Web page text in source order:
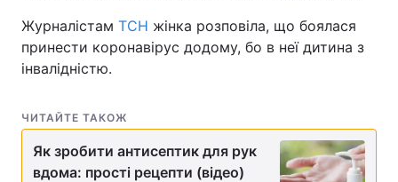
Журналістам ТСН жінка розповіла, що боялася
принести коронавірус додому, бо в неї дитина з
інвалідністю.
ЧИТАЙТЕ ТАКОЖ
Як зробити антисептик для рук
вдома: прості рецепти (відео)